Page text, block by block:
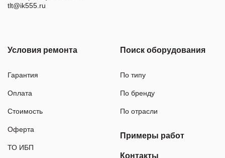
tlt@ik555.ru
Условия ремонта
Гарантия
Оплата
Стоимость
Оферта
ТО ИБП
Поиск оборудования
По типу
По бренду
По отрасли
Примеры работ
Контакты